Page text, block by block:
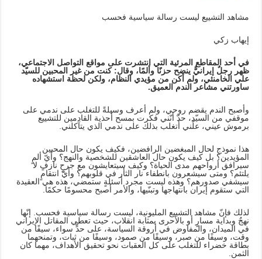
مشاهد التشييع ليست رسالة سياسية فحسب
إيهاب زكي
في أحد المقاطع المرئية التي انتشرت على مواقع التواصل الاجتماعي،
ظهر رجلٌ إيرانيٌّ ينضح حزنًا وألمًا، وقال: كنت من غير المحبين للسيّد
علي الخامنئي، ولم أكن من مؤيدي النظام، ولكن لحظة استشهاده
ساورتني مشاعر الندم العميق.
وأصبح الندم يقضم روحي، ولم أعرف وسيلةً للتغلب على ندمي على
موقفي من السيّد، حدّ أنّني فكرت بمسح أحذية القادمين للتشييع
برموش عيني، علّني أتغلب بذلك على ندمي الذي يتآكلني.
هذا نموذج لحال المبغضين الرافضين، فكيف يكون حال المحبين
المؤيدين؟ بل كيف يكون حال العاشقين للشخصية والنهج؟ وأيّ ألمٍ
سيرافق أرواحهم مدى الحياة؟ وكيف سيتعايشون مع جرحٍ نازفٍ لا
يلتئم؟ ومتى سيشعرون بانطفاء نار الثأر في قلوبهم؟ وأيّ انتقامٍ
سيشفي صدورهم؟ وهذه ليست مجرد أسئلةٍ ستمضي، هذه هي العقيدة
التي ستقوم إيران بانتهاجها وتبنّيها، والأمر أصبح محسومًا حكمًا.
لذلك فإنّ مشاهد التشييع المليونية، ليست رسالة سياسية فحسب. إنّها
نهجٌ وبداية مسارٍ أو بالأحرى بمثابة انقلاب، حيث تعطي المقاتل الإيراني
في الميدان، والمفاوض في أروقة السياسة، على حدٍّ سواء، سيفًا من
وقت، وسيفًا من صبر، وسيفًا من صمود، وسيفًا من ثبات، وتمنحهما
بطاقة خضراء للتغلب على كل العقبات نحو تحقيق الأهداف، مهما كان
الثمن.